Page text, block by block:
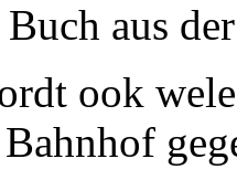
Buch aus
ook